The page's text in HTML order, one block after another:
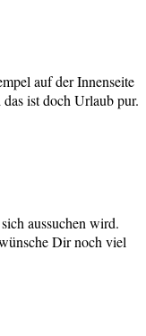
auf der Innenseite
ist doch Urlaub pur.
aussuchen wird.
Dir noch viel